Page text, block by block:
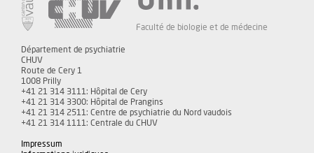
Faculté de biologie et de médecine
Département de psychiatrie
CHUV
Route de Cery 1
1008 Prilly
+41 21 314 3111: Hôpital de Cery
+41 21 314 3300: Hôpital de Prangins
+41 21 314 2511: Centre de psychiatrie du Nord vaudois
+41 21 314 1111: Centrale du CHUV
Impressum